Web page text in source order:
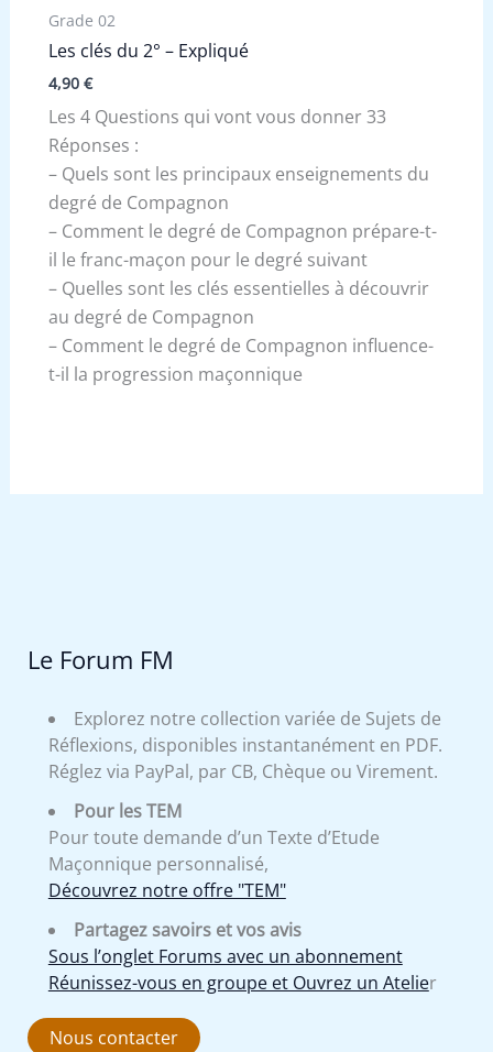
Grade 02
Les clés du 2° – Expliqué
4,90 €
Les 4 Questions qui vont vous donner 33
Réponses :
– Quels sont les principaux enseignements du
degré de Compagnon
– Comment le degré de Compagnon prépare-t-
il le franc-maçon pour le degré suivant
– Quelles sont les clés essentielles à découvrir
au degré de Compagnon
– Comment le degré de Compagnon influence-
t-il la progression maçonnique
Le Forum FM
Explorez notre collection variée de Sujets de
Réflexions, disponibles instantanément en PDF.
Réglez via PayPal, par CB, Chèque ou Virement.
Pour les TEM
Pour toute demande d’un Texte d’Etude
Maçonnique personnalisé,
Découvrez notre offre "TEM"
Partagez savoirs et vos avis
Sous l’onglet Forums avec un abonnement
Réunissez-vous en groupe et Ouvrez un Atelier
Nous contacter